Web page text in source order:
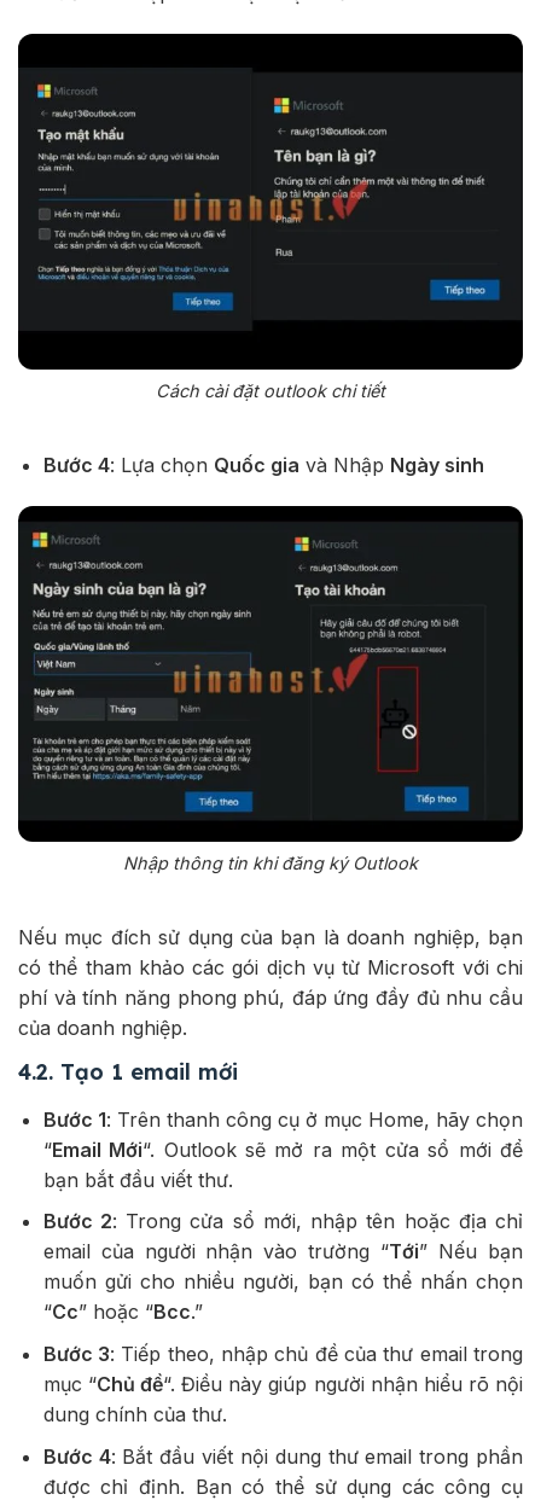
Cách cài đặt outlook chi tiết
Bước 4: Lựa chọn Quốc gia và Nhập Ngày sinh
Nhập thông tin khi đăng ký Outlook
Nếu mục đích sử dụng của bạn là doanh nghiệp, bạn
có thể tham khảo các gói dịch vụ từ Microsoft với chi
phí và tính năng phong phú, đáp ứng đầy đủ nhu cầu
của doanh nghiệp.
4.2. Tạo 1 email mới
Bước 1: Trên thanh công cụ ở mục Home, hãy chọn
“Email Mới“. Outlook sẽ mở ra một cửa sổ mới để
bạn bắt đầu viết thư.
Bước 2: Trong cửa sổ mới, nhập tên hoặc địa chỉ
email của người nhận vào trường “Tới” Nếu bạn
muốn gửi cho nhiều người, bạn có thể nhấn chọn
“Cc” hoặc “Bcc.”
Bước 3: Tiếp theo, nhập chủ đề của thư email trong
mục “Chủ đề“. Điều này giúp người nhận hiểu rõ nội
dung chính của thư.
Bước 4: Bắt đầu viết nội dung thư email trong phần
được chỉ định. Bạn có thể sử dụng các công cụ